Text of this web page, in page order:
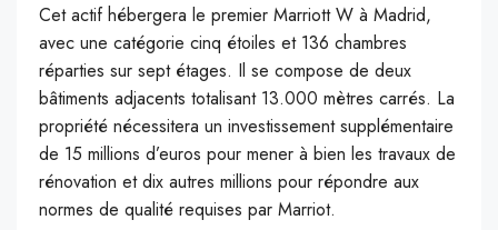
Cet actif hébergera le premier Marriott W à Madrid,
avec une catégorie cinq étoiles et 136 chambres
réparties sur sept étages. Il se compose de deux
bâtiments adjacents totalisant 13.000 mètres carrés. La
propriété nécessitera un investissement supplémentaire
de 15 millions d’euros pour mener à bien les travaux de
rénovation et dix autres millions pour répondre aux
normes de qualité requises par Marriot.